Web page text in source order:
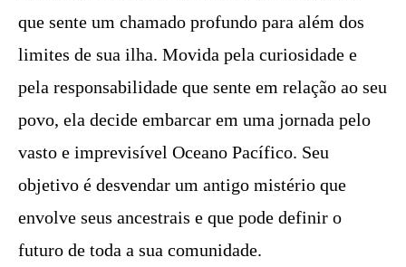
que sente um chamado profundo para além dos
limites de sua ilha. Movida pela curiosidade e
pela responsabilidade que sente em relação ao seu
povo, ela decide embarcar em uma jornada pelo
vasto e imprevisível Oceano Pacífico. Seu
objetivo é desvendar um antigo mistério que
envolve seus ancestrais e que pode definir o
futuro de toda a sua comunidade.